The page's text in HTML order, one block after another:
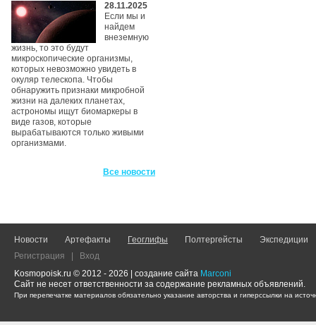
28.11.2025
Если мы и
найдем
внеземную
жизнь, то это будут
микроскопические организмы,
которых невозможно увидеть в
окуляр телескопа. Чтобы
обнаружить признаки микробной
жизни на далеких планетах,
астрономы ищут биомаркеры в
виде газов, которые
вырабатываются только живыми
организмами.
Все новости
Новости Артефакты Геоглифы Полтергейсты
Экспедиции
Регистрация
Вход
Kosmopoisk.ru © 2012 - 2026 | создание сайта Marconi
Сайт не несет ответственности за содержание рекламных объявлений.
При перепечатке материалов обязательно указание авторства и гиперссылки на